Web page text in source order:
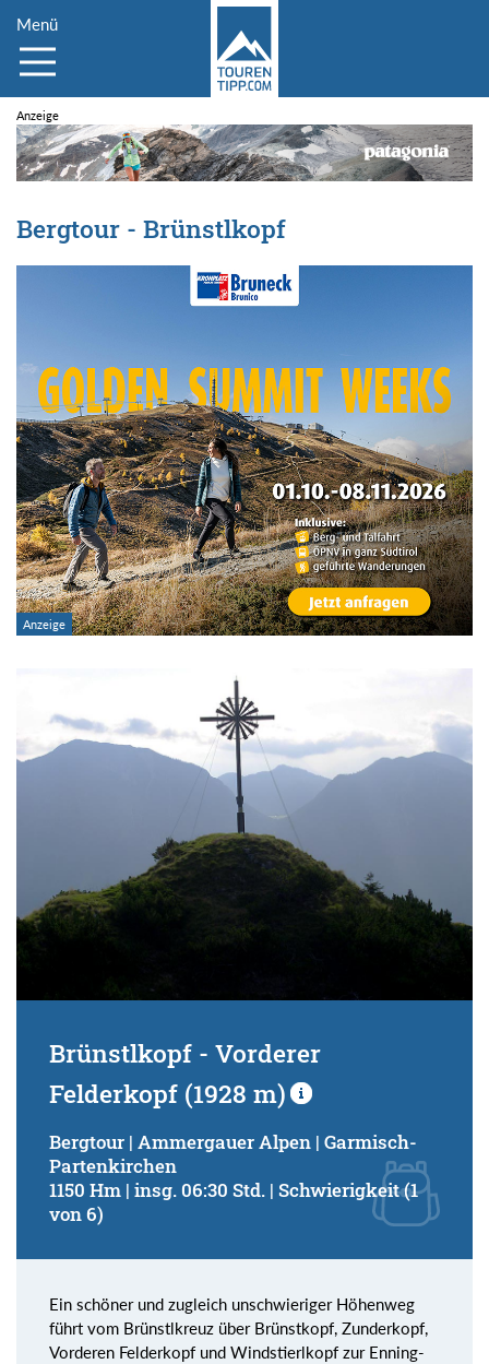
Menü
Bergtour - Brünstlkopf
Brünstlkopf - Vorderer
Felderkopf (1928 m)
Bergtour | Ammergauer Alpen | Garmisch-
Partenkirchen
1150 Hm | insg. 06:30 Std. | Schwierigkeit (1
von 6)
Ein schöner und zugleich unschwieriger Höhenweg
führt vom Brünstlkreuz über Brünstkopf, Zunderkopf,
Vorderen Felderkopf und Windstierlkopf zur Enning-